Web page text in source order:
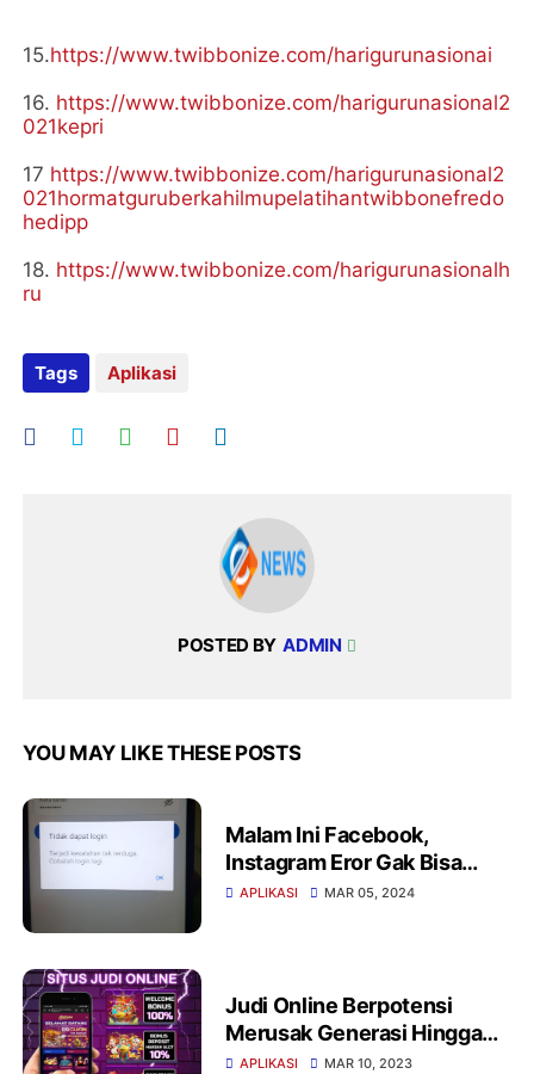
15.https://www.twibbonize.com/harigurunasionai
16. https://www.twibbonize.com/harigurunasional2
021kepri
17 https://www.twibbonize.com/harigurunasional2
021hormatguruberkahilmupelatihantwibbonefredo
hedipp
18. https://www.twibbonize.com/harigurunasionalh
ru
Tags Aplikasi
POSTED BY ADMIN
YOU MAY LIKE THESE POSTS
Malam Ini Facebook,
Instagram Eror Gak Bisa
Login
APLIKASI MAR 05, 2024
Judi Online Berpotensi
Merusak Generasi Hingga
Para Orang Tua
APLIKASI MAR 10, 2023